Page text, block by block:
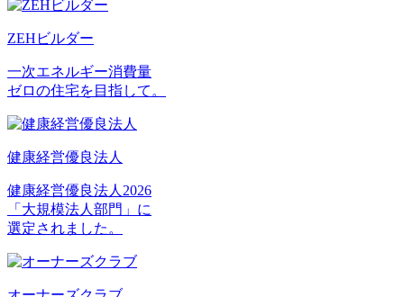
ZEHビルダー
一次エネルギー消費量
ゼロの住宅を目指して。
健康経営優良法人
健康経営優良法人2026
「大規模法人部門」に
選定されました。